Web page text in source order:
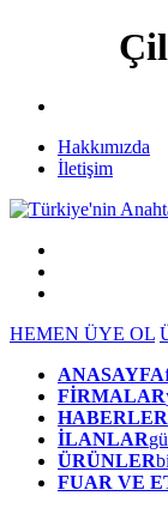
Hakkımızda
İletişim
HEMEN ÜYE OL
ANASAYFA
FİRMALAR
HABERLER
İLANLAR
ÜRÜNLER
FUAR VE